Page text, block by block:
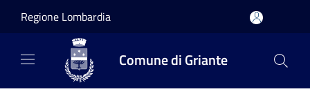
Regione Lombardia
Comune di Griante